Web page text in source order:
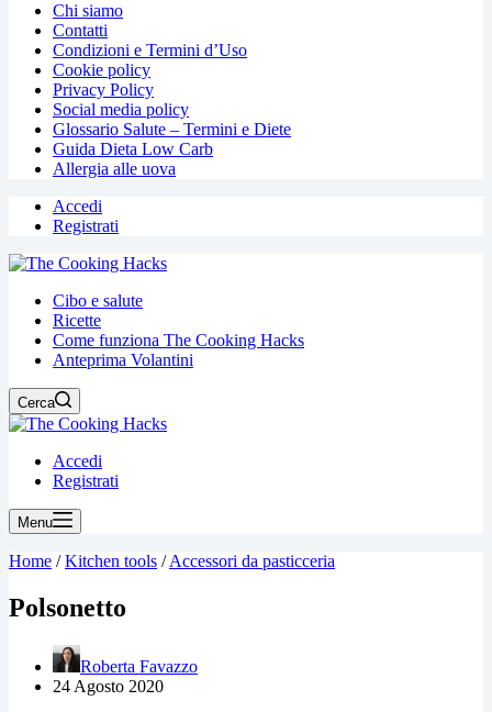
Chi siamo
Contatti
Condizioni e Termini d’Uso
Cookie policy
Privacy Policy
Social media policy
Glossario Salute – Termini e Diete
Guida Dieta Low Carb
Allergia alle uova
Accedi
Registrati
Cibo e salute
Ricette
Come funziona The Cooking Hacks
Anteprima Volantini
Cerca
Accedi
Registrati
Menu
Home /Kitchen tools /Accessori da pasticceria
Polsonetto
Roberta Favazzo
24 Agosto 2020